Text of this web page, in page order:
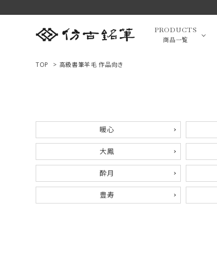
PRODUCTS
商品一覧
高級羊
ログイン 新規会員登録
TOP > 高級書筆羊毛 作品向き
暖心
大鳳
酔月
豊寿